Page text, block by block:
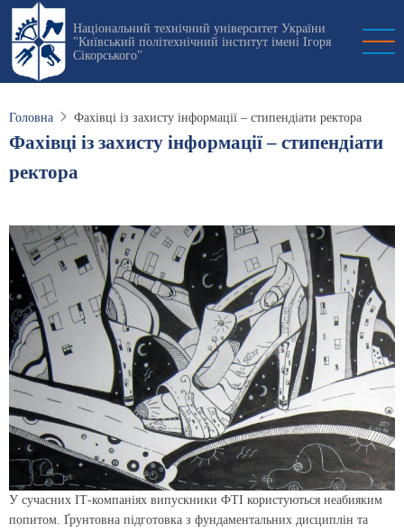
Перейти
основного
вмісту
Національний технічний університет України
"Київський політехнічний інститут імені Ігоря
Сікорського"
Головна Фахівці із захисту інформації – стипендіати ректора
Фахівці із захисту інформації – стипендіати
ректора
У сучасних ІТ-компаніях випускники ФТІ користуються неабияким
попитом. Ґрунтовна підготовка з фундаментальних дисциплін та